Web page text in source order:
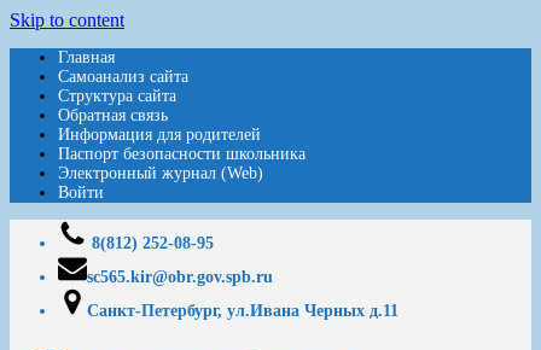
Skip to content
Главная
Самоанализ сайта
Структура сайта
Обратная связь
Информация для родителей
Паспорт безопасности школьника
Электронный журнал (Web)
Войти
8(812) 252-08-95
sc565.kir@obr.gov.spb.ru
Санкт-Петербург, ул.Ивана Черных д.11